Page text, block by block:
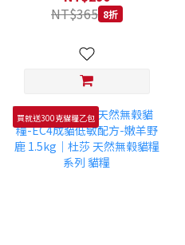
NT$365 8折
買就送300克貓糧乙包